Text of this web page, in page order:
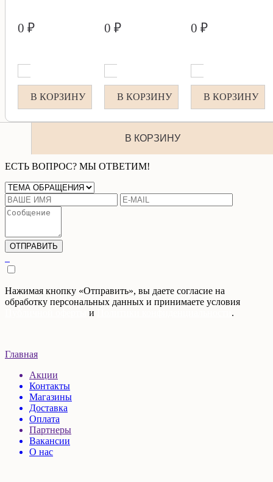
0 ₽
В КОРЗИНУ
0 ₽
В КОРЗИНУ
0 ₽
В КОРЗИНУ
В КОРЗИНУ
ЕСТЬ ВОПРОС? МЫ ОТВЕТИМ!
Нажимая кнопку «Отправить», вы даете согласие на
обработку персональных данных и принимаете условия
и .
Главная
Акции
Контакты
Магазины
Доставка
Оплата
Партнеры
Вакансии
О нас